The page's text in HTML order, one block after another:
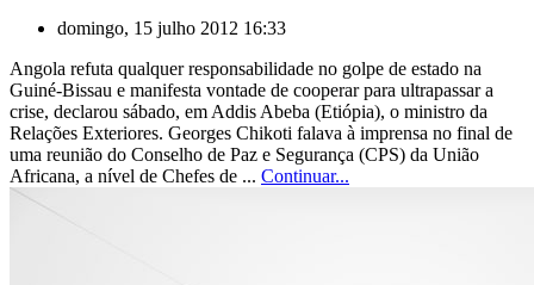
domingo, 15 julho 2012 16:33
Angola refuta qualquer responsabilidade no golpe de estado na
Guiné-Bissau e manifesta vontade de cooperar para ultrapassar a
crise, declarou sábado, em Addis Abeba (Etiópia), o ministro da
Relações Exteriores. Georges Chikoti falava à imprensa no final de
uma reunião do Conselho de Paz e Segurança (CPS) da União
Africana, a nível de Chefes de ... Continuar...